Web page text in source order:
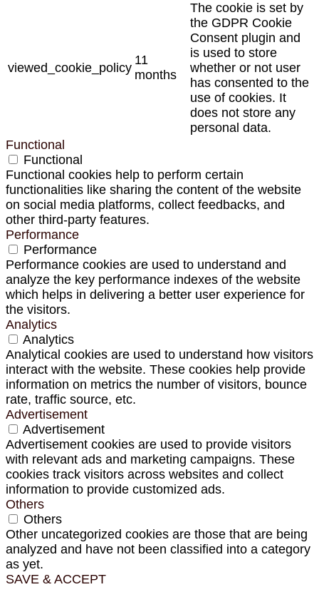
viewed_cookie_policy
11
months
The cookie is set by
the GDPR Cookie
Consent plugin and
is used to store
whether or not user
has consented to the
use of cookies. It
does not store any
personal data.
Functional
Functional
Functional cookies help to perform certain
functionalities like sharing the content of the website
on social media platforms, collect feedbacks, and
other third-party features.
Performance
Performance
Performance cookies are used to understand and
analyze the key performance indexes of the website
which helps in delivering a better user experience for
the visitors.
Analytics
Analytics
Analytical cookies are used to understand how visitors
interact with the website. These cookies help provide
information on metrics the number of visitors, bounce
rate, traffic source, etc.
Advertisement
Advertisement
Advertisement cookies are used to provide visitors
with relevant ads and marketing campaigns. These
cookies track visitors across websites and collect
information to provide customized ads.
Others
Others
Other uncategorized cookies are those that are being
analyzed and have not been classified into a category
as yet.
SAVE & ACCEPT